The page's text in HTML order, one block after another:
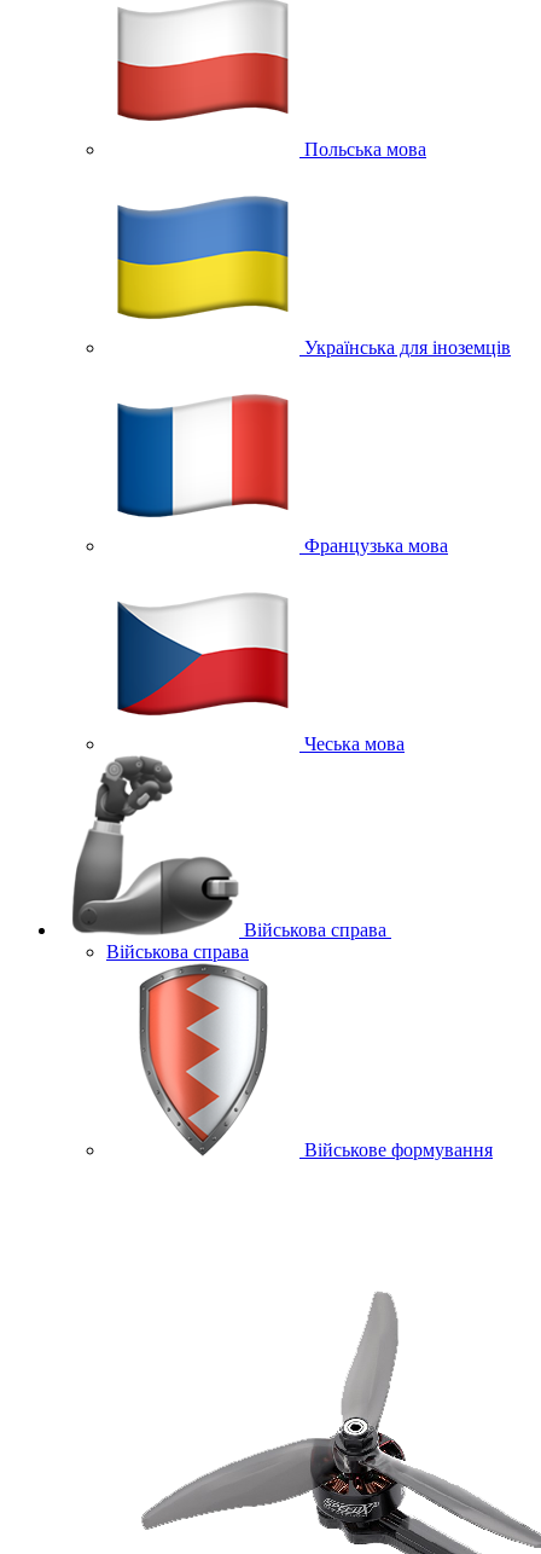
Польська мова
Українська для іноземців
Французька мова
Чеська мова
Військова справа
Військова справа
Військове формування